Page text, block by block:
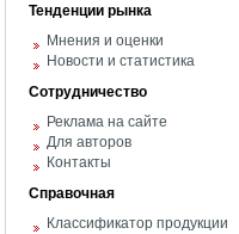
Тенденции рынка
Мнения и оценки
Новости и статистика
Сотрудничество
Реклама на сайте
Для авторов
Контакты
Справочная
Классификатор продукции